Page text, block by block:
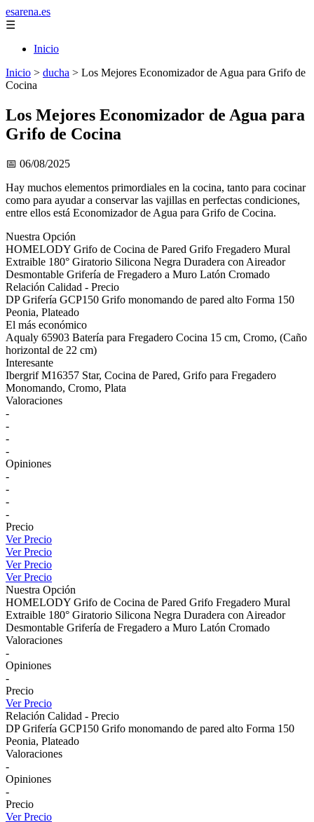
esarena.es
☰
Inicio
Inicio > ducha > Los Mejores Economizador de Agua para Grifo de
Cocina
Los Mejores Economizador de Agua para
Grifo de Cocina
📅 06/08/2025
Hay muchos elementos primordiales en la cocina, tanto para cocinar
como para ayudar a conservar las vajillas en perfectas condiciones,
entre ellos está Economizador de Agua para Grifo de Cocina.
Nuestra Opción
HOMELODY Grifo de Cocina de Pared Grifo Fregadero Mural
Extraible 180° Giratorio Silicona Negra Duradera con Aireador
Desmontable Grifería de Fregadero a Muro Latón Cromado
Relación Calidad - Precio
DP Grifería GCP150 Grifo monomando de pared alto Forma 150
Peonia, Plateado
El más económico
Aqualy 65903 Batería para Fregadero Cocina 15 cm, Cromo, (Caño
horizontal de 22 cm)
Interesante
Ibergrif M16357 Star, Cocina de Pared, Grifo para Fregadero
Monomando, Cromo, Plata
Valoraciones
-
-
-
-
Opiniones
-
-
-
-
Precio
Ver Precio
Ver Precio
Ver Precio
Ver Precio
Nuestra Opción
HOMELODY Grifo de Cocina de Pared Grifo Fregadero Mural
Extraible 180° Giratorio Silicona Negra Duradera con Aireador
Desmontable Grifería de Fregadero a Muro Latón Cromado
Valoraciones
-
Opiniones
-
Precio
Ver Precio
Relación Calidad - Precio
DP Grifería GCP150 Grifo monomando de pared alto Forma 150
Peonia, Plateado
Valoraciones
-
Opiniones
-
Precio
Ver Precio